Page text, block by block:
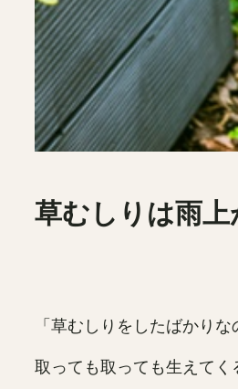
草むしりは雨
「草むしりをしたばかり
取っても取っても生えてく